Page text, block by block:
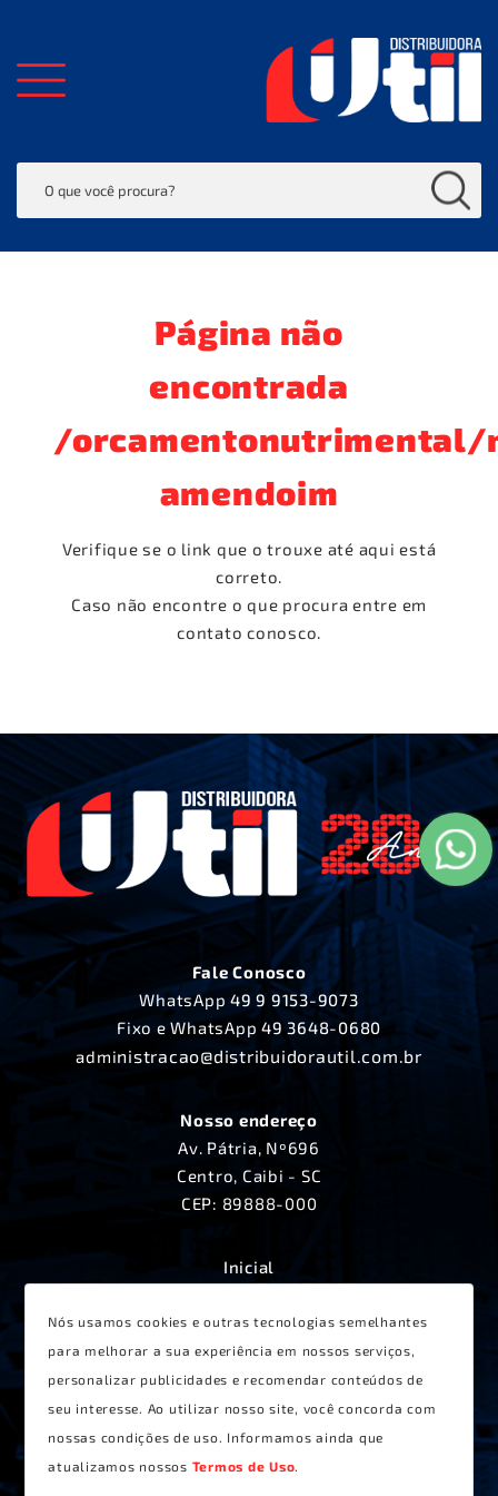
Nós usamos cookies e outras tecnologias semelhantes
para melhorar a sua experiência em nossos serviços,
personalizar publicidades e recomendar conteúdos de
seu interesse. Ao utilizar nosso site, você concorda com
nossas condições de uso. Informamos ainda que
atualizamos nossos Termos de Uso.
Página não
encontrada
/
amendoim
Verifique se o link que o trouxe até aqui está
correto.
Caso não encontre o que procura entre em
contato conosco.
Fale Conosco
WhatsApp49 9 9153-9073
Fixo e WhatsApp 49 3648-0680
administracao@distribuidorautil.com.br
Nosso endereço
Av. Pátria, Nº696
Centro, Caibi - SC
CEP: 89888-000
Inicial
Produtos
Lançamentos
Receitas
Contato
Termos de Uso